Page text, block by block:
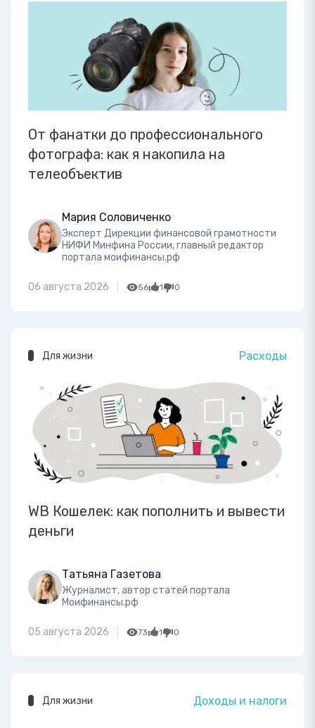
От фанатки до профессионального
фотографа: как я накопила на
телеобъектив
Мария Соловиченко
Эксперт Дирекции финансовой грамотности
НИФИ Минфина России, главный редактор
портала моифинансы.рф
06 августа 2026 56 1 0
Для жизни Расходы
WB Кошелек: как пополнить и вывести
деньги
Татьяна Газетова
Журналист, автор статей портала
Моифинансы.рф
05 августа 2026 73 1 0
Для жизни Доходы и налоги